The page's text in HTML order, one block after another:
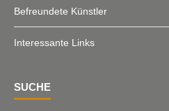
Befreundete Künstler
Interessante Links
SUCHE